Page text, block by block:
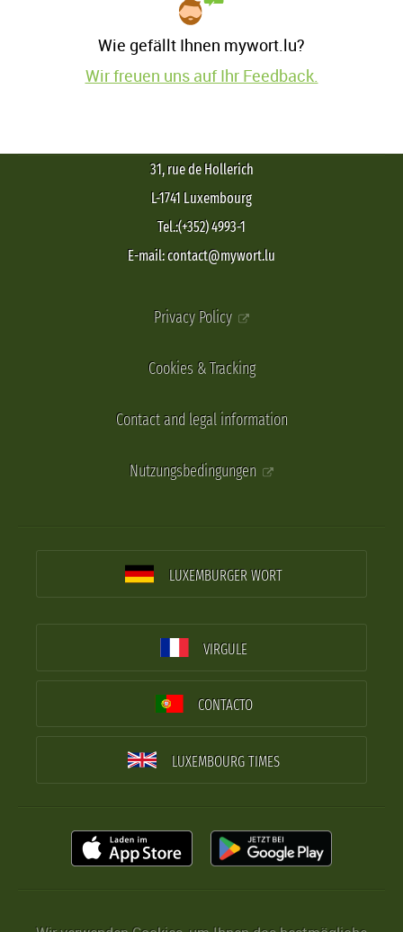
Wie gefällt Ihnen mywort.lu?
Wir freuen uns auf Ihr Feedback.
31, rue de Hollerich
L-1741 Luxembourg
Tel.:(+352) 4993-1
E-mail: contact@mywort.lu
Privacy Policy
Cookies & Tracking
Contact and legal information
Nutzungsbedingungen
LUXEMBURGER WORT
VIRGULE
CONTACTO
LUXEMBOURG TIMES